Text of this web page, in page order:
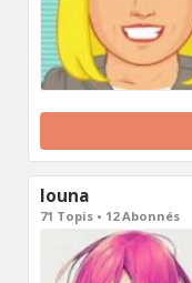
louna
71 Topis • 12 Abonnés